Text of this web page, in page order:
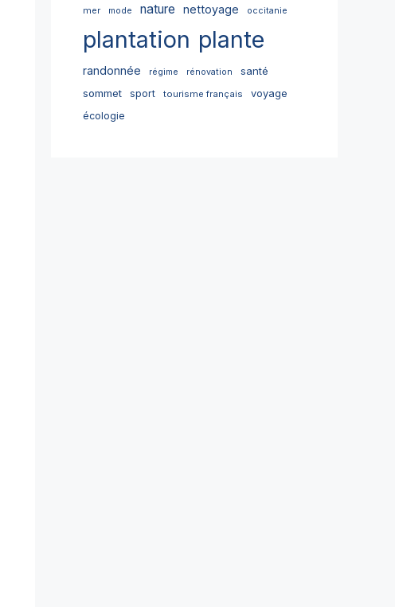
mer mode nature nettoyage occitanie
plantation plante
randonnée régime rénovation
santé
sommet
sport tourisme français
voyage
écologie